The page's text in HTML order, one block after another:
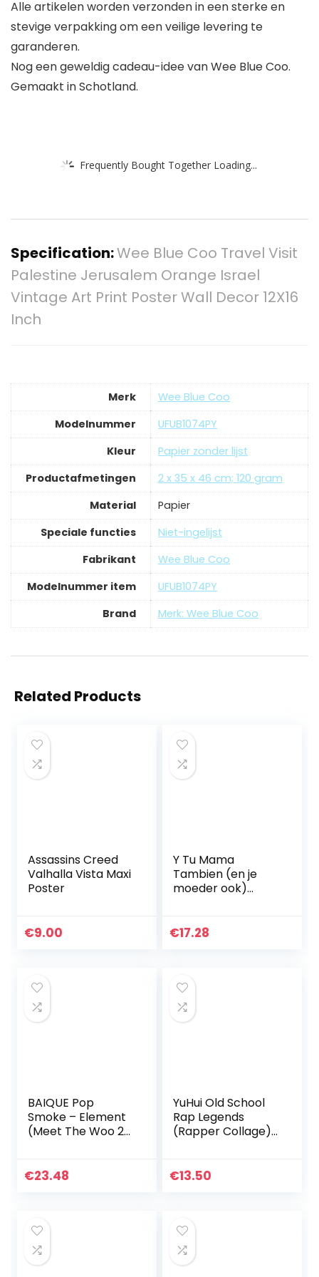
Alle artikelen worden verzonden in een sterke en
stevige verpakking om een veilige levering te
garanderen.
Nog een geweldig cadeau-idee van Wee Blue Coo.
Gemaakt in Schotland.
Frequently Bought Together Loading...
Specification:Wee Blue Coo Travel Visit
Palestine Jerusalem Orange Israel
Vintage Art Print Poster Wall Decor 12X16
Inch
Merk
‎Wee Blue Coo
Modelnummer
‎UFUB1074PY
Kleur
‎Papier zonder lijst
Productafmetingen
‎2 x 35 x 46 cm; 120 gram
Material
‎Papier
Speciale functies
‎Niet-ingelijst
Fabrikant
‎Wee Blue Coo
Modelnummer item
‎UFUB1074PY
Brand
Merk: Wee Blue Coo
Related Products
Assassins Creed
Valhalla Vista Maxi
Poster
€9.00
Y Tu Mama
Tambien (en je
moeder ook)
Vintage Wall Film
€17.28
BAIQUE Pop
Smoke – Element
(Meet The Woo 2)
Print Moderne
€23.48
YuHui Old School
Rap Legends
(Rapper Collage)
en Wall Art Foto
€13.50